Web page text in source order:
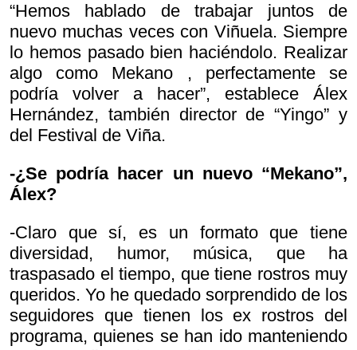
“Hemos hablado de trabajar juntos de
nuevo muchas veces con Viñuela. Siempre
lo hemos pasado bien haciéndolo. Realizar
algo como Mekano , perfectamente se
podría volver a hacer”, establece Álex
Hernández, también director de “Yingo” y
del Festival de Viña.
-¿Se podría hacer un nuevo “Mekano”,
Álex?
-Claro que sí, es un formato que tiene
diversidad, humor, música, que ha
traspasado el tiempo, que tiene rostros muy
queridos. Yo he quedado sorprendido de los
seguidores que tienen los ex rostros del
programa, quienes se han ido manteniendo